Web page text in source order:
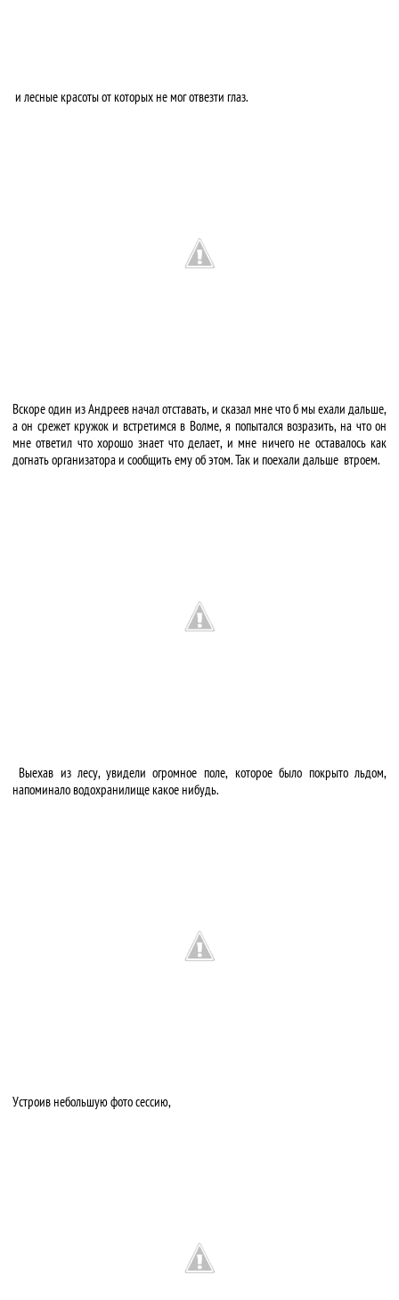
и лесные красоты от которых не мог отвезти глаз.
Вскоре один из Андреев начал отставать, и сказал мне что б мы ехали дальше,
а он срежет кружок и встретимся в Волме, я попытался возразить, на что он
мне ответил что хорошо знает что делает, и мне ничего не оставалось как
догнать организатора и сообщить ему об этом. Так и поехали дальше втроем.
Выехав из лесу, увидели огромное поле, которое было покрыто льдом,
напоминало водохранилище какое нибудь.
Устроив небольшую фото сессию,